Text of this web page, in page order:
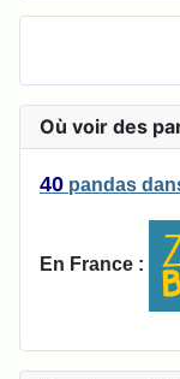
Où voir des
40 pandas
En France :